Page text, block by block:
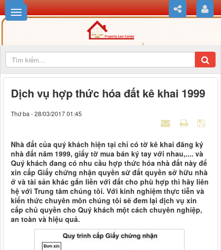
Dịch vụ hợp thức hóa đất kê khai 1999
Thứ ba - 28/03/2017 01:45
Nhà đất của quý khách hiện tại chỉ có tờ kê khai đăng ký
nhà đất năm 1999, giấy tờ mua bán ký tay với nhau,.... và
Quý khách đang có nhu cầu hợp thức hóa nhà đất này để
xin cấp Giấy chứng nhận quyền sử đất quyền sở hữu nhà
ở và tài sản khác gắn liền với đất cho phù hợp thì hãy liên
hệ với Trung tâm chúng tôi. Với kinh nghiệm thực tiễn và
kiến thức chuyên môn chúng tôi sẽ đem lại dịch vụ xin
cấp chủ quyền cho Quý khách một cách chuyên nghiệp,
an toàn và hiệu quả.